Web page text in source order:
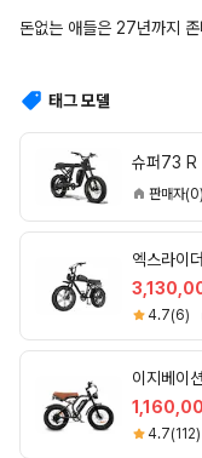
돈없는 애들은 27년까지
태그 모델
슈퍼73 R
판매자(0)
엑스라
4.7(6)
이지베이
4.7(112)